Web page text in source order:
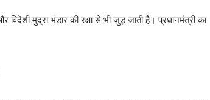
विदेशी मुद्रा भंडार की रक्षा से भी जुड़ जाती है। प्रधानमंत्री का